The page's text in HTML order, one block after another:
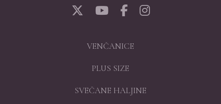
VENČANICE
PLUS SIZE
SVEČANE HALJINE